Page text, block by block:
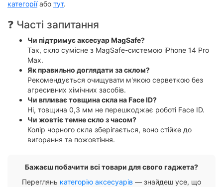
категоріїабо тут.
❓ Часті запитання
Чи підтримує аксесуар MagSafe?
Так, скло сумісне з MagSafe-системою iPhone 14 Pro
Max.
Як правильно доглядати за склом?
Рекомендується очищувати м'якою серветкою без
агресивних хімічних засобів.
Чи впливає товщина скла на Face ID?
Ні, товщина 0,3 мм не перешкоджає роботі Face ID.
Чи жовтіє темне скло з часом?
Колір чорного скла зберігається, воно стійке до
вигорання та пожовтіння.
Бажаєш побачити всі товари для свого гаджета?
Переглянь категорію аксесуарів — знайдеш усе, що